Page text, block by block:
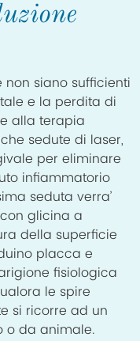
siano sufficienti
e la perdita di
alla terapia
sedute di laser,
per eliminare
infiammatorio
seduta verra’
glicina a
della superficie
placca e
fisiologica
le spire
si ricorre ad un
o da animale.